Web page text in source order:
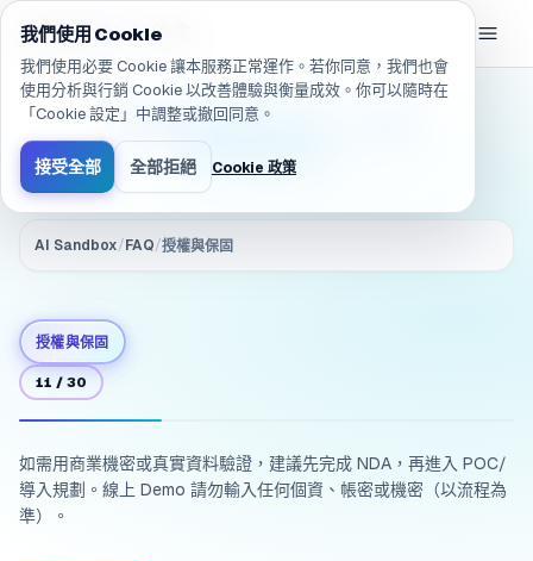
已導航至 /zh-TW/products/ai-sandbox/faq/licensing.nda
eGroupAI/AI 沙盒
要用機密資料評估，NDA
流程怎麼走？
AI Sandbox/FAQ/授權與保固
授權與保固
11 / 30
如需用商業機密或真實資料驗證，建議先完成 NDA，再進入 POC/
導入規劃。線上 Demo 請勿輸入任何個資、帳密或機密（以流程為
準）。
我們使用 Cookie
我們使用必要 Cookie 讓本服務正常運作。若你同意，我們也會
使用分析與行銷 Cookie 以改善體驗與衡量成效。你可以隨時在
「Cookie 設定」中調整或撤回同意。
接受全部 全部拒絕 Cookie 政策